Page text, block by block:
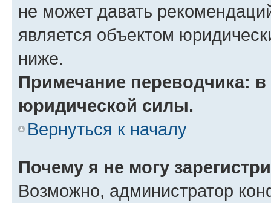
не может давать
является объектом
ниже.
Примечание переводчика:
юридической силы.
Вернуться к началу
Почему я не могу
Возможно, администратор